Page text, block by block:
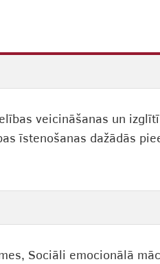
veicināšanas un
īstenošanas dažādās
Sociāli emocionālā